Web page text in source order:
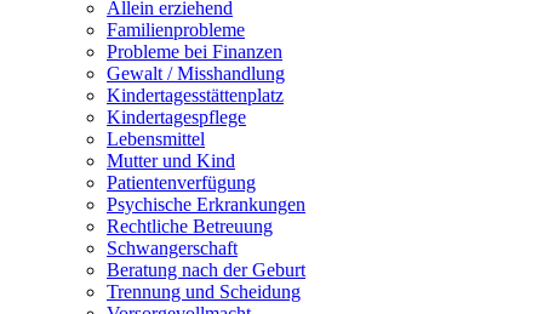
Allein erziehend
Familienprobleme
Probleme bei Finanzen
Gewalt / Misshandlung
Kindertagesstättenplatz
Kindertagespflege
Lebensmittel
Mutter und Kind
Patientenverfügung
Psychische Erkrankungen
Rechtliche Betreuung
Schwangerschaft
Beratung nach der Geburt
Trennung und Scheidung